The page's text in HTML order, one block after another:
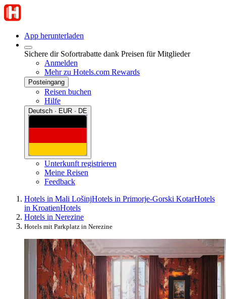
App herunterladen
Sichere dir Sofortrabatte dank Preisen für Mitglieder
Anmelden
Mehr zu Hotels.com Rewards
Posteingang
Reisen buchen
Hilfe
Deutsch · EUR · DE
Unterkunft registrieren
Meine Reisen
Feedback
Hotels in Mali LošinjHotels in Primorje-Gorski KotarHotels
in KroatienHotels
Hotels in Nerezine
Hotels mit Parkplatz in Nerezine